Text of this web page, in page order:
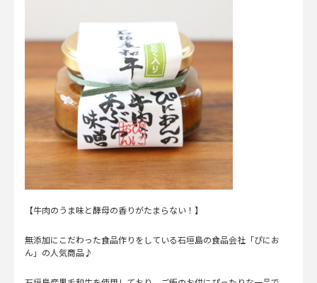
【牛肉のうま味と酵母の香りがたまらない！】
無添加にこだわった食品作りをしている石垣島の食品会社「ぴにお
ん」の人気商品♪